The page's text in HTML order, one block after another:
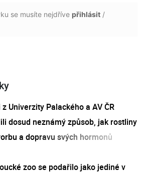
se musíte nejdříve přihlásit /
z Univerzity Palackého a AV ČR
dosud neznámý způsob, jak rostliny
a dopravu svých hormonů
zoo se podařilo jako jediné v